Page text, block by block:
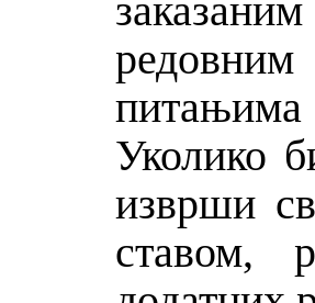
Уколико
изврши
ставом,